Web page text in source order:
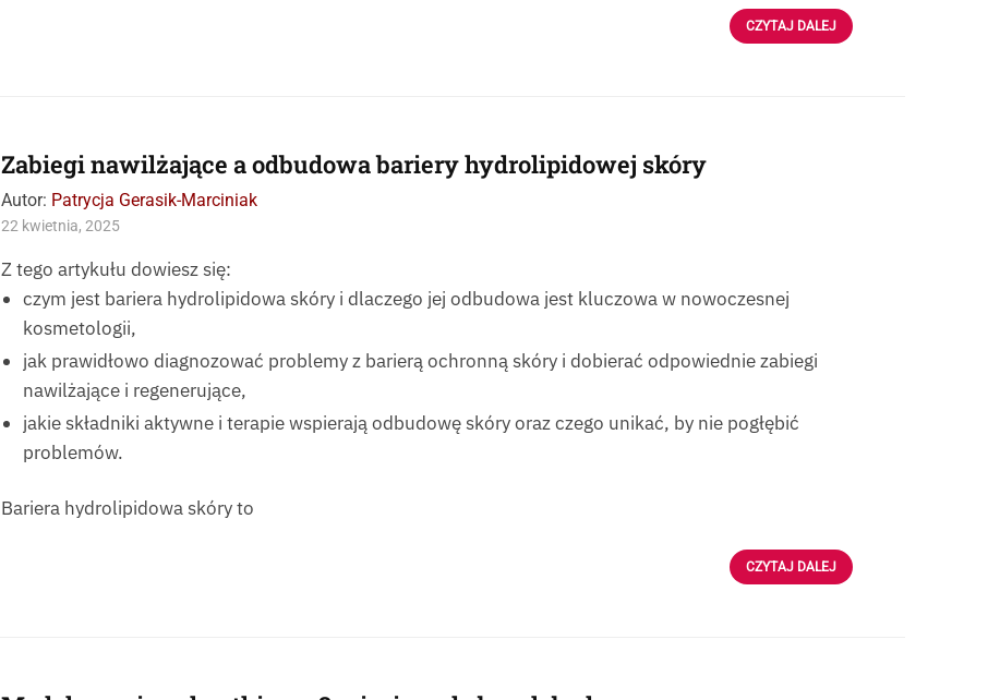
CZYTAJ DALEJ
Zabiegi nawilżające a odbudowa bariery hydrolipidowej skóry
Autor: Patrycja Gerasik-Marciniak
22 kwietnia, 2025
Z tego artykułu dowiesz się:
czym jest bariera hydrolipidowa skóry i dlaczego jej odbudowa jest kluczowa w nowoczesnej
kosmetologii,
jak prawidłowo diagnozować problemy z barierą ochronną skóry i dobierać odpowiednie zabiegi
nawilżające i regenerujące,
jakie składniki aktywne i terapie wspierają odbudowę skóry oraz czego unikać, by nie pogłębić
problemów.
Bariera hydrolipidowa skóry to
CZYTAJ DALEJ